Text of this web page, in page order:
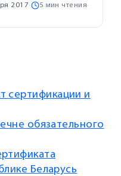
2017· 5 мин чтения·
сертификации и
обязательного
Беларусь